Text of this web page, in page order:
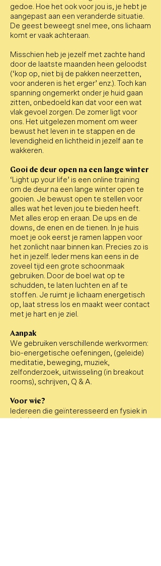
gedoe. Hoe het ook voor jou is, je hebt je
aangepast aan een veranderde situatie.
De geest beweegt snel mee, ons lichaam
komt er vaak achteraan.
Misschien heb je jezelf met zachte hand
door de laatste maanden heen geloodst
(‘kop op, niet bij de pakken neerzetten,
voor anderen is het erger’ enz.). Toch kan
spanning ongemerkt onder je huid gaan
zitten, onbedoeld kan dat voor een wat
vlak gevoel zorgen. De zomer ligt voor
ons. Het uitgelezen moment om weer
bewust het leven in te stappen en de
levendigheid en lichtheid in jezelf aan te
wakkeren.
Gooi de deur open na een lange winter
‘Light up your life’ is een online training
om de deur na een lange winter open te
gooien. Je bewust open te stellen voor
alles wat het leven jou te bieden heeft.
Met alles erop en eraan. De ups en de
downs, de enen en de tienen. In je huis
moet je ook eerst je ramen lappen voor
het zonlicht naar binnen kan. Precies zo is
het in jezelf. Ieder mens kan eens in de
zoveel tijd een grote schoonmaak
gebruiken. Door de boel wat op te
schudden, te laten luchten en af te
stoffen. Je ruimt je lichaam energetisch
op, laat stress los en maakt weer contact
met je hart en je ziel.
Aanpak
We gebruiken verschillende werkvormen:
bio-energetische oefeningen, (geleide)
meditatie, beweging, muziek,
zelfonderzoek, uitwisseling (in breakout
rooms), schrijven, Q & A.
Voor wie?
Iedereen die geïnteresseerd en fysiek in